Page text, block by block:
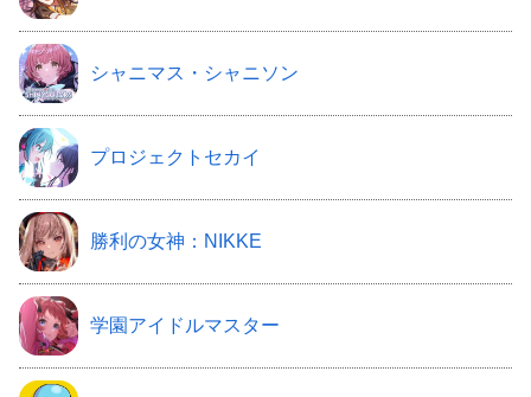
シャニマス・シャニソン
プロジェクトセカイ
勝利の女神：NIKKE
学園アイドルマスター